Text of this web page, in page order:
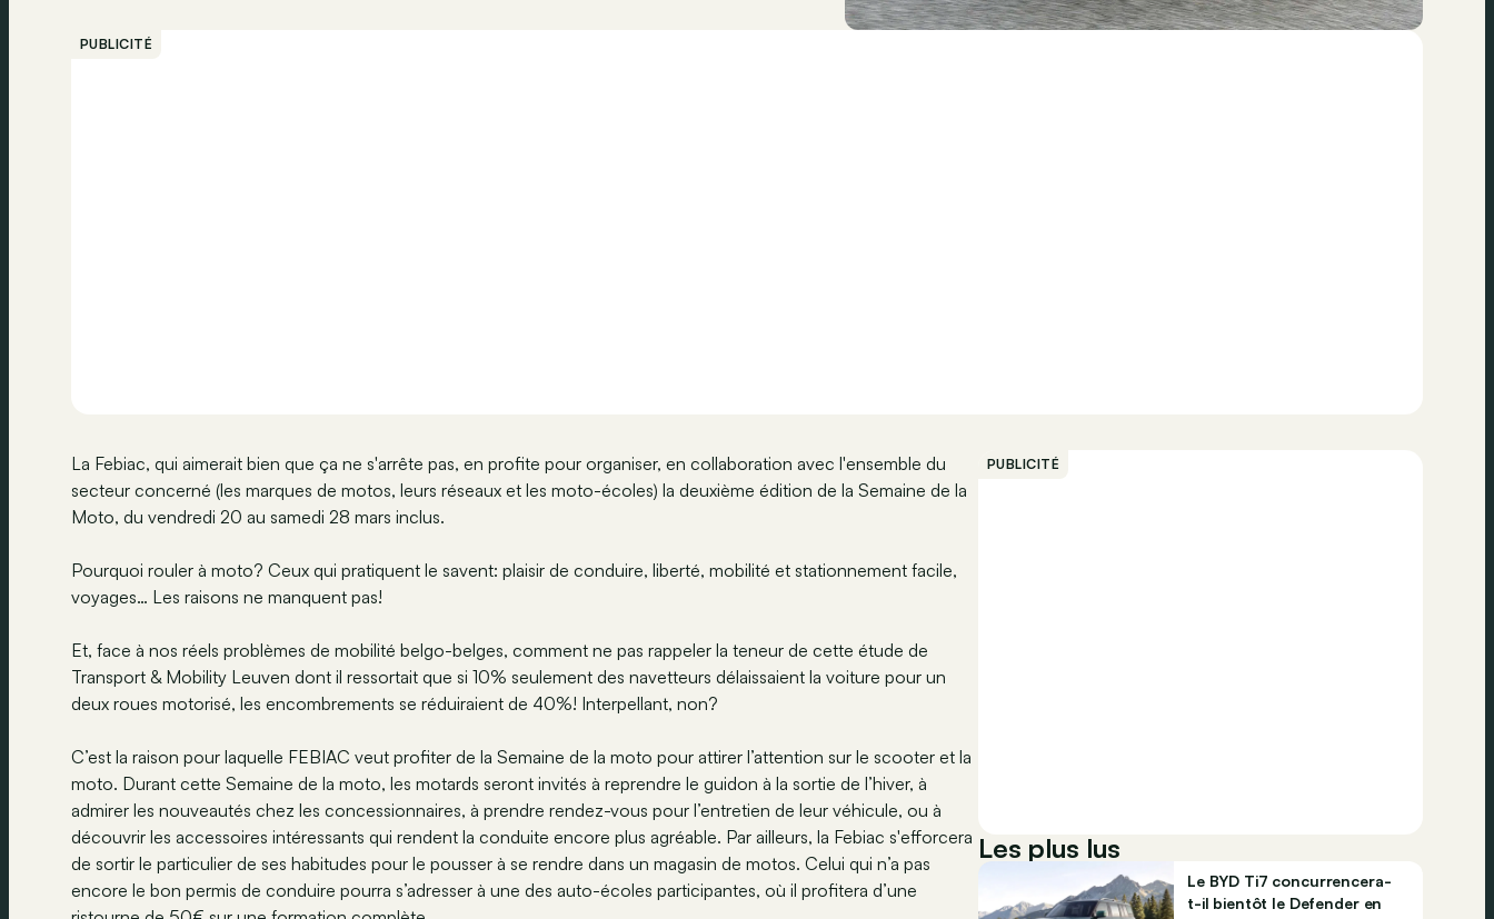
PUBLICITÉ
La Febiac, qui aimerait bien que ça ne s'arrête pas, en profite pour organiser, en collaboration avec l'ensemble du
secteur concerné (les marques de motos, leurs réseaux et les moto-écoles) la deuxième édition de la Semaine de la
Moto, du vendredi 20 au samedi 28 mars inclus.
Pourquoi rouler à moto? Ceux qui pratiquent le savent: plaisir de conduire, liberté, mobilité et stationnement facile,
voyages… Les raisons ne manquent pas!
Et, face à nos réels problèmes de mobilité belgo-belges, comment ne pas rappeler la teneur de cette étude de
Transport & Mobility Leuven dont il ressortait que si 10% seulement des navetteurs délaissaient la voiture pour un
deux roues motorisé, les encombrements se réduiraient de 40%! Interpellant, non?
C’est la raison pour laquelle FEBIAC veut profiter de la Semaine de la moto pour attirer l’attention sur le scooter et la
moto. Durant cette Semaine de la moto, les motards seront invités à reprendre le guidon à la sortie de l’hiver, à
admirer les nouveautés chez les concessionnaires, à prendre rendez-vous pour l’entretien de leur véhicule, ou à
découvrir les accessoires intéressants qui rendent la conduite encore plus agréable. Par ailleurs, la Febiac s'efforcera
de sortir le particulier de ses habitudes pour le pousser à se rendre dans un magasin de motos. Celui qui n’a pas
encore le bon permis de conduire pourra s’adresser à une des auto-écoles participantes, où il profitera d’une
PUBLICITÉ
Les plus lus
Le BYD Ti7 concurrencera-
t-il bientôt le Defender en